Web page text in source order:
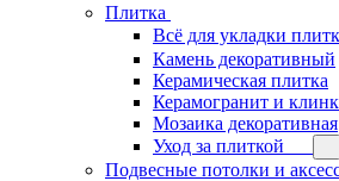
Плитка
Всё для укладки
Камень декоративный
Керамическая плитка
Керамогранит и
Мозаика декоративная
Уход за плиткой
Подвесные потолки и